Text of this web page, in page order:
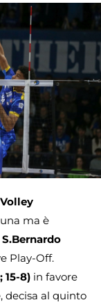
ma è
Play-Off.
15-8) in favore
decisa al quinto